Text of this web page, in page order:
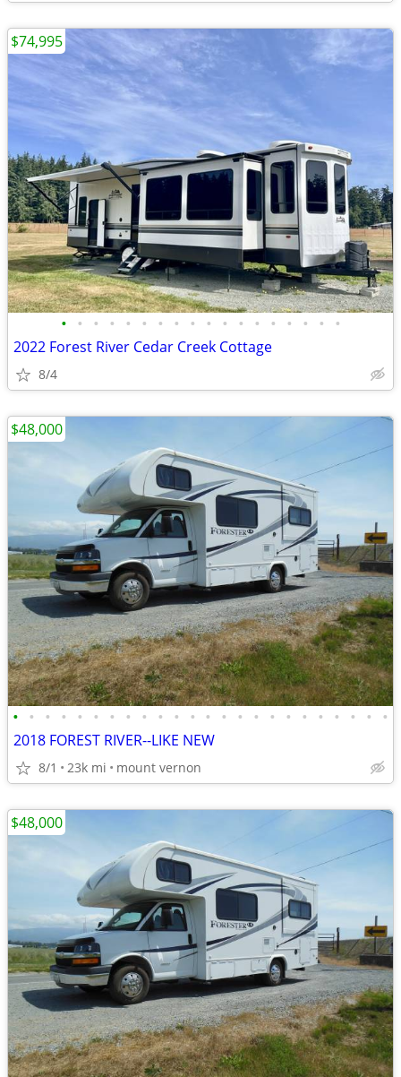
• • • • • • • • • • • • • • • • • •
2022 Forest River Cedar Creek Cottage
8/4
$74,995
• • • • • • • • • • • • • • • • • • • • • • • •
2018 FOREST RIVER--LIKE NEW
8/1 23k mi mount vernon
$48,000
$48,000